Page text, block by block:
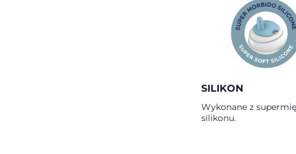
SILIKON
Wykonane z
silikonu.